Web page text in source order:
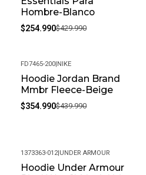
Hombre-Blanco
$254.990$429.990
-19%
FD7465-200|NIKE
Hoodie Jordan Brand
Mmbr Fleece-Beige
$354.990$439.990
-31%
1373363-012|UNDER ARMOUR
Hoodie Under Armour